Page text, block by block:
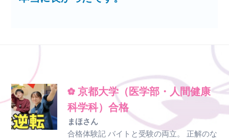
京都大学（医学部・人間健康
科学科）合格
まほさん
合格体験記 バイトと受験の両立。 正解のな